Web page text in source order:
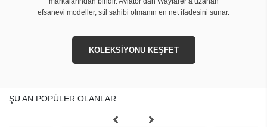
efsanevi modeller, stil sahibi olmanın en net ifadesini sunar.
KOLEKSİYONU KEŞFET
ŞU AN POPÜLER OLANLAR